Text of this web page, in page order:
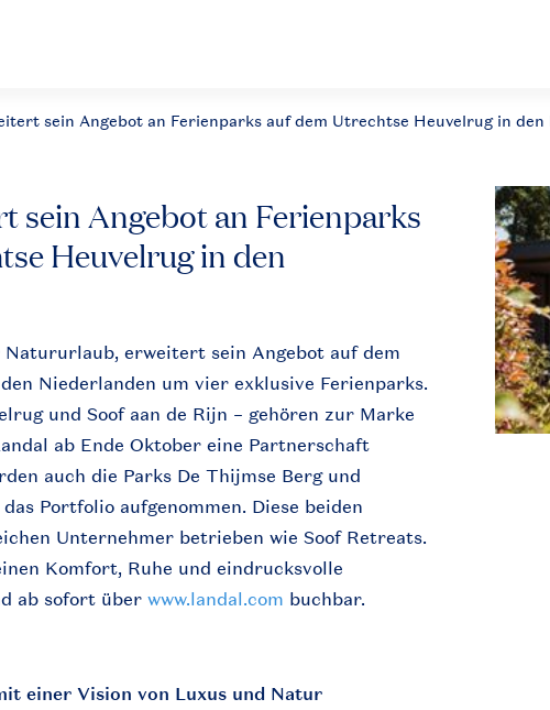
sein Angebot an Ferienparks auf dem Utrechtse Heuvelrug in den
sein Angebot an Ferienparks
Heuvelrug in den
erweitert sein Angebot auf dem
Niederlanden um vier exklusive Ferienparks.
und Soof aan de Rijn – gehören zur Marke
ab Ende Oktober eine Partnerschaft
auch die Parks De Thijmse Berg und
Portfolio aufgenommen. Diese beiden
Unternehmer betrieben wie Soof Retreats.
Komfort, Ruhe und eindrucksvolle
ab sofort über www.landal.com buchbar.
einer Vision von Luxus und Natur